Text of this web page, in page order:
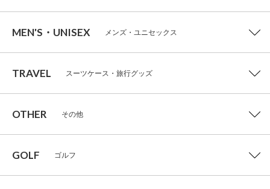
MEN'S・UNISEX メンズ・ユニセックス
TRAVEL スーツケース・旅行グッズ
OTHER その他
GOLF ゴルフ